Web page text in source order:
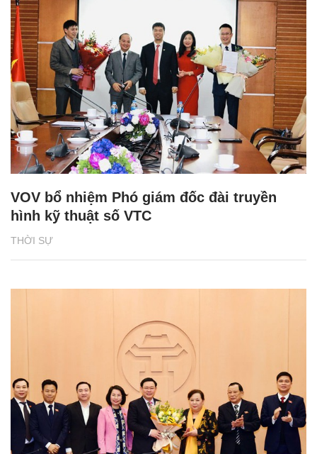
THỜI SỰ
VOV bổ nhiệm Phó giám đốc đài truyền
hình kỹ thuật số VTC